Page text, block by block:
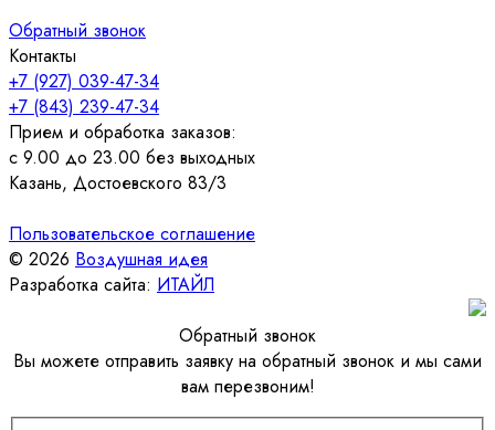
Обратный звонок
Контакты
+7 (927) 039-47-34
+7 (843) 239-47-34
Прием и обработка заказов:
с 9.00 до 23.00 без выходных
Казань, Достоевского 83/3
Пользовательское соглашение
© 2026 Воздушная идея
Разработка сайта: ИТАЙЛ
Обратный звонок
Вы можете отправить заявку на обратный звонок и мы сами
вам перезвоним!